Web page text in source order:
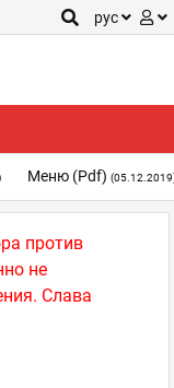
рус
против
не
Слава
Меню (pdf)